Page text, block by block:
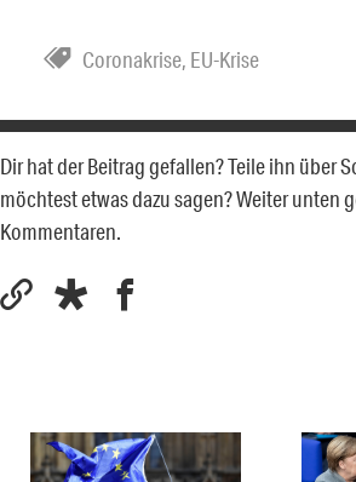
Coronakrise, EU-Krise
Dir hat der Beitrag gefallen? Teile ihn über
möchtest etwas dazu sagen? Weiter unten
Kommentaren.